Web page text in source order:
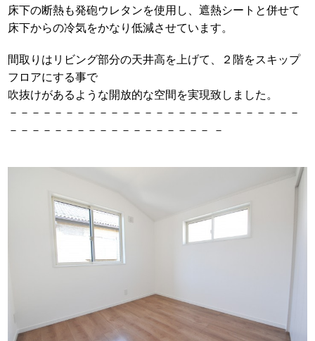
床下の断熱も発砲ウレタンを使用し、遮熱シートと併せて
床下からの冷気をかなり低減させています。
間取りはリビング部分の天井高を上げて、２階をスキップ
フロアにする事で
吹抜けがあるような開放的な空間を実現致しました。
－－－－－－－－－－－－－－－－－－－－－－－－－－
－－－－－－－－－－－－－－－－－－ －